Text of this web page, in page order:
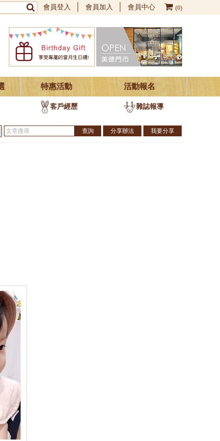
(0)
會員登入 會員加入 會員中心
特惠活動 活動報名
客戶經歷 雜誌報導
分享辦法 我要分享